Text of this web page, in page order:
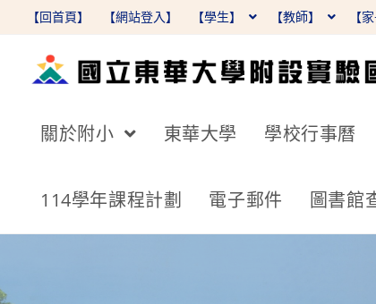
【回首頁】 【網站登入】 【學生】 【教師】 【
關於附小 東華大學 學校行事曆
114學年課程計劃 電子郵件 圖書館